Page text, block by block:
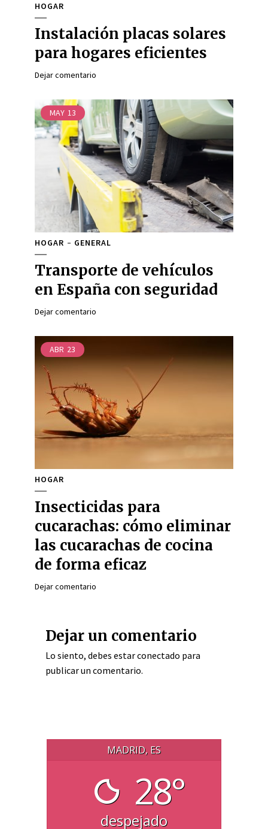
HOGAR
Instalación placas solares
para hogares eficientes
Dejar comentario
MAY 13
HOGAR GENERAL
Transporte de vehículos
en España con seguridad
Dejar comentario
ABR 23
HOGAR
Insecticidas para
cucarachas: cómo eliminar
las cucarachas de cocina
de forma eficaz
Dejar comentario
Dejar un comentario
Lo siento, debes estarconectado para
publicar un comentario.
MADRID, ES
28°
despejado